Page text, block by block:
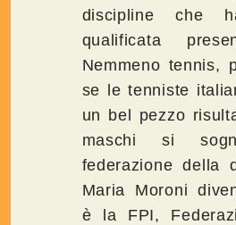
discipline che
qualificata
Nemmeno tennis,
se le tenniste
un bel pezzo
maschi si
federazione della
Maria Moroni
è la FPI,